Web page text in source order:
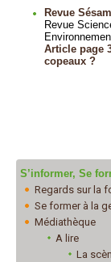
Revue
Revue
Article page
copeaux ?
S’informer, Se
Regards sur la
Se former à la
Médiathèque
A lire
La